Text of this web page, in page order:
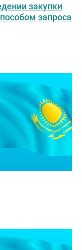
закупки
запроса